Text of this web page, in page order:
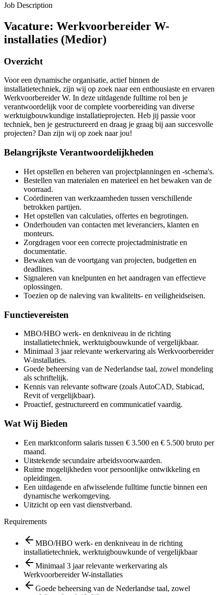
Job Description
Vacature: Werkvoorbereider W-
installaties (Medior)
Overzicht
Voor een dynamische organisatie, actief binnen de
installatietechniek, zijn wij op zoek naar een enthousiaste en ervaren
Werkvoorbereider W. In deze uitdagende fulltime rol ben je
verantwoordelijk voor de complete voorbereiding van diverse
werktuigbouwkundige installatieprojecten. Heb jij passie voor
techniek, ben je gestructureerd en draag je graag bij aan succesvolle
projecten? Dan zijn wij op zoek naar jou!
Belangrijkste Verantwoordelijkheden
Het opstellen en beheren van projectplanningen en -schema's.
Bestellen van materialen en materieel en het bewaken van de
voorraad.
Coördineren van werkzaamheden tussen verschillende
betrokken partijen.
Het opstellen van calculaties, offertes en begrotingen.
Onderhouden van contacten met leveranciers, klanten en
monteurs.
Zorgdragen voor een correcte projectadministratie en
documentatie.
Bewaken van de voortgang van projecten, budgetten en
deadlines.
Signaleren van knelpunten en het aandragen van effectieve
oplossingen.
Toezien op de naleving van kwaliteits- en veiligheidseisen.
Functievereisten
MBO/HBO werk- en denkniveau in de richting
installatietechniek, werktuigbouwkunde of vergelijkbaar.
Minimaal 3 jaar relevante werkervaring als Werkvoorbereider
W-installaties.
Goede beheersing van de Nederlandse taal, zowel mondeling
als schriftelijk.
Kennis van relevante software (zoals AutoCAD, Stabicad,
Revit of vergelijkbaar).
Proactief, gestructureerd en communicatief vaardig.
Wat Wij Bieden
Een marktconform salaris tussen € 3.500 en € 5.500 bruto per
maand.
Uitstekende secundaire arbeidsvoorwaarden.
Ruime mogelijkheden voor persoonlijke ontwikkeling en
opleidingen.
Een uitdagende en afwisselende fulltime functie binnen een
dynamische werkomgeving.
Uitzicht op een vast dienstverband.
Requirements
MBO/HBO werk- en denkniveau in de richting
installatietechniek, werktuigbouwkunde of vergelijkbaar
Minimaal 3 jaar relevante werkervaring als
Werkvoorbereider W-installaties
Goede beheersing van de Nederlandse taal, zowel